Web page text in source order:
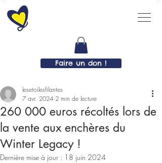
Faire un don !
260 000 euros récoltés lors de
la vente aux enchères du
Winter Legacy !
lesetoilesfilantes
7 avr. 2024 2 min de lecture
Dernière mise à jour : 18 juin 2024